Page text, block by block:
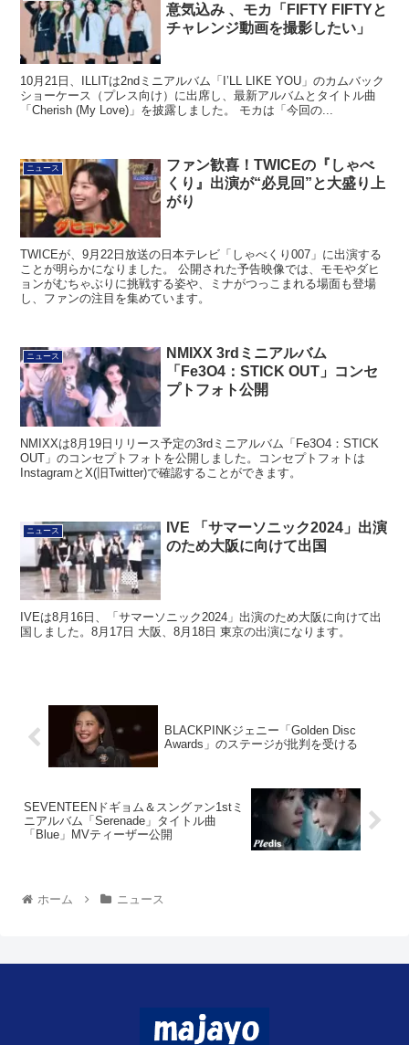
意気込み 、モカ「FIFTY FIFTYと
チャレンジ動画を撮影したい」
10月21日、ILLITは2ndミニアルバム「I’LL LIKE YOU」のカムバック
ショーケース（プレス向け）に出席し、最新アルバムとタイトル曲
「Cherish (My Love)」を披露しました。 モカは「今回の...
ニュース
ファン歓喜！TWICEの『しゃべ
くり』出演が“必見回”と大盛り上
がり
TWICEが、9月22日放送の日本テレビ「しゃべくり007」に出演する
ことが明らかになりました。 公開された予告映像では、モモやダヒ
ョンがむちゃぶりに挑戦する姿や、ミナがつっこまれる場面も登場
し、ファンの注目を集めています。
ニュース
NMIXX 3rdミニアルバム
「Fe3O4：STICK OUT」コンセ
プトフォト公開
NMIXXは8月19日リリース予定の3rdミニアルバム「Fe3O4：STICK
OUT」のコンセプトフォトを公開しました。コンセプトフォトは
InstagramとX(旧Twitter)で確認することができます。
ニュース
IVE 「サマーソニック2024」出演
のため大阪に向けて出国
IVEは8月16日、「サマーソニック2024」出演のため大阪に向けて出
国しました。8月17日 大阪、8月18日 東京の出演になります。
BLACKPINKジェニー「Golden Disc
Awards」のステージが批判を受ける
SEVENTEENドギョム＆スングァン1stミ
ニアルバム「Serenade」タイトル曲
「Blue」MVティーザー公開
ホーム ニュース